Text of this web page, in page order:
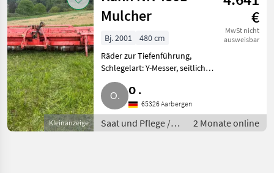
Kleinanzeige
Mulcher
€
MwSt nicht
ausweisbar
Bj. 2001
480 cm
Räder zur Tiefenführung,
Schlegelart: Y-Messer, seitliche
Kufen Hiermit verkaufe ich
unseren gebrauchten Kuhn
Mulcher. Kuhn NK 4801. Bj.:
2001. 3.900 € netto, 4.641 €
O .
65326 Aarbergen
Saat und Pflege /
Mulchgeräte
2 Monate online